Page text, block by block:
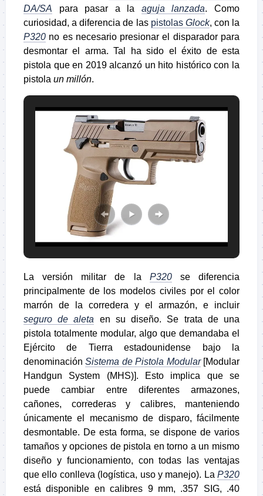
DA/SA para pasar a la aguja lanzada. Como
curiosidad, a diferencia de las pistolas Glock, con la
P320 no es necesario presionar el disparador para
desmontar el arma. Tal ha sido el éxito de esta
pistola que en 2019 alcanzó un hito histórico con la
pistola un millón.
La versión militar de la P320se diferencia
principalmente de los modelos civiles por el color
marrón de la corredera y el armazón, e incluir
seguro de aleta en su diseño. Se trata de una
pistola totalmente modular, algo que demandaba el
Ejército de Tierra estadounidense bajo la
denominaciónSistema de Pistola Modular[Modular
Handgun System (MHS)]. Esto implica que se
puede cambiar entre diferentes armazones,
cañones, correderas y calibres, manteniendo
únicamente el mecanismo de disparo, fácilmente
desmontable. De esta forma, se dispone de varios
tamaños y opciones de pistola en torno a un mismo
diseño y funcionamiento, con todas las ventajas
que ello conlleva (logística, uso y manejo). La P320
está disponible en calibres 9 mm, .357 SIG, .40